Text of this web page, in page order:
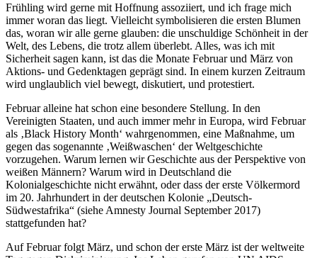
Frühling wird gerne mit Hoffnung assoziiert, und ich frage mich
immer woran das liegt. Vielleicht symbolisieren die ersten Blumen
das, woran wir alle gerne glauben: die unschuldige Schönheit in der
Welt, des Lebens, die trotz allem überlebt. Alles, was ich mit
Sicherheit sagen kann, ist das die Monate Februar und März von
Aktions- und Gedenktagen geprägt sind. In einem kurzen Zeitraum
wird unglaublich viel bewegt, diskutiert, und protestiert.
Februar alleine hat schon eine besondere Stellung. In den
Vereinigten Staaten, und auch immer mehr in Europa, wird Februar
als ‚Black History Month‘ wahrgenommen, eine Maßnahme, um
gegen das sogenannte ‚Weißwaschen‘ der Weltgeschichte
vorzugehen. Warum lernen wir Geschichte aus der Perspektive von
weißen Männern? Warum wird in Deutschland die
Kolonialgeschichte nicht erwähnt, oder dass der erste Völkermord
im 20. Jahrhundert in der deutschen Kolonie „Deutsch-
Südwestafrika“ (siehe Amnesty Journal September 2017)
stattgefunden hat?
Auf Februar folgt März, und schon der erste März ist der weltweite